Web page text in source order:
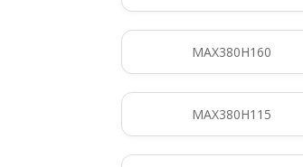
MAX380H160
MAX380H115